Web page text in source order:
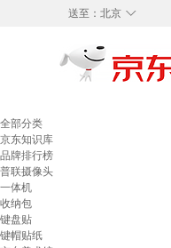
◇
送至： 北京
全部分类
京东知识库
品牌排行榜
普联摄像头
一体机
收纳包
键盘贴
键帽贴纸